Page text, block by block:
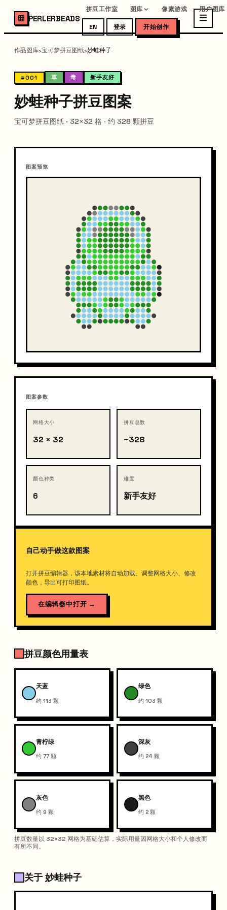
PERLERBEADS
拼豆工作室 图库 像素游戏 用户图库
EN 登录 开始创作
作品图库›宝可梦拼豆图纸›妙蛙种子
#001 草 毒 新手友好
妙蛙种子拼豆图案
宝可梦拼豆图纸 · 32×32 格 · 约 328 颗拼豆
图案预览
图案参数
网格大小
32 × 32
拼豆总数
~328
颜色种类
6
难度
新手友好
自己动手做这款图案
打开拼豆编辑器，该本地素材将自动加载。调整网格大小、修改
颜色，导出可打印图纸。
在编辑器中打开 →
拼豆颜色用量表
天蓝
约 113 颗
绿色
约 103 颗
青柠绿
约 77 颗
深灰
约 24 颗
灰色
约 9 颗
黑色
约 2 颗
拼豆数量以 32×32 网格为基础估算，实际用量因网格大小和个人修改而
有所不同。
关于 妙蛙种子